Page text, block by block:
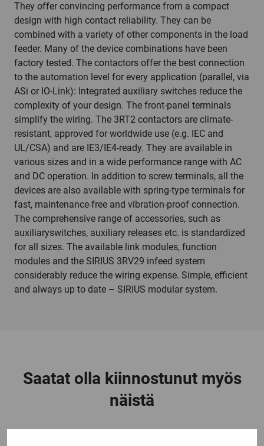
They offer convincing performance from a compact
design with high contact reliability. They can be
combined with a variety of other components in the load
feeder. Many of the device combinations have been
factory tested. The contactors offer the best connection
to the automation level for every application (parallel, via
ASi or IO-Link): Integrated auxiliary switches reduce the
complexity of your design. The front-panel terminals
simplify the wiring. The 3RT2 contactors are climate-
resistant, approved for worldwide use (e.g. IEC and
UL/CSA) and are IE3/IE4-ready. They are available in
various sizes and in a wide performance range with AC
and DC operation. In addition to screw terminals, all the
devices are also available with spring-type terminals for
fast, maintenance-free and vibration-proof connection.
The comprehensive range of accessories, such as
auxiliaryswitches, auxiliary releases etc. is standardized
for all sizes. The available link modules, function
modules and the SIRIUS 3RV29 infeed system
considerably reduce the wiring expense. Simple, efficient
and always up to date – SIRIUS modular system.
Saatat olla kiinnostunut myös
näistä